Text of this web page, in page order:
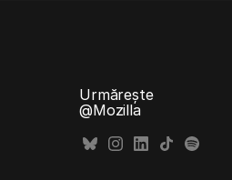
Urmărește
@Mozilla